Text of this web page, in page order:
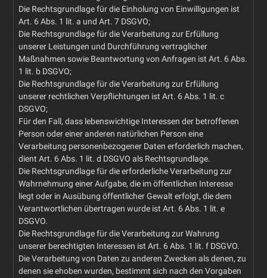
Die Rechtsgrundlage für die Einholung von Einwilligungen ist
Art. 6 Abs. 1 lit. a und Art. 7 DSGVO;
Die Rechtsgrundlage für die Verarbeitung zur Erfüllung
unserer Leistungen und Durchführung vertraglicher
Maßnahmen sowie Beantwortung von Anfragen ist Art. 6 Abs.
1 lit. b DSGVO;
Die Rechtsgrundlage für die Verarbeitung zur Erfüllung
unserer rechtlichen Verpflichtungen ist Art. 6 Abs. 1 lit. c
DSGVO;
Für den Fall, dass lebenswichtige Interessen der betroffenen
Person oder einer anderen natürlichen Person eine
Verarbeitung personenbezogener Daten erforderlich machen,
dient Art. 6 Abs. 1 lit. d DSGVO als Rechtsgrundlage.
Die Rechtsgrundlage für die erforderliche Verarbeitung zur
Wahrnehmung einer Aufgabe, die im öffentlichen Interesse
liegt oder in Ausübung öffentlicher Gewalt erfolgt, die dem
Verantwortlichen übertragen wurde ist Art. 6 Abs. 1 lit. e
DSGVO.
Die Rechtsgrundlage für die Verarbeitung zur Wahrung
unserer berechtigten Interessen ist Art. 6 Abs. 1 lit. f DSGVO.
Die Verarbeitung von Daten zu anderen Zwecken als denen, zu
denen sie ehoben wurden, bestimmt sich nach den Vorgaben